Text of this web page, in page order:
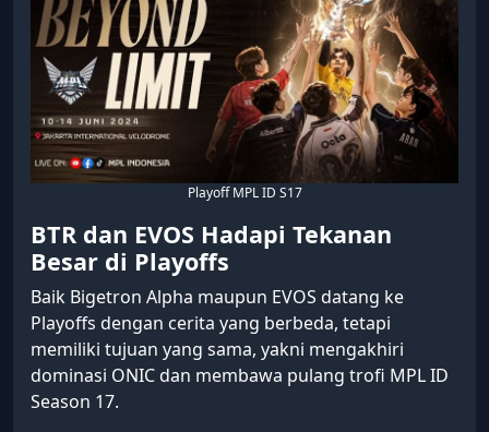
Playoff MPL ID S17
BTR dan EVOS Hadapi Tekanan
Besar di Playoffs
Baik Bigetron Alpha maupun EVOS datang ke
Playoffs dengan cerita yang berbeda, tetapi
memiliki tujuan yang sama, yakni mengakhiri
dominasi ONIC dan membawa pulang trofi MPL ID
Season 17.